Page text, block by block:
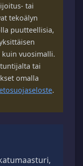
tai
tekoälyn
puutteellisia,
vuosimalli.
tai
omalla
.